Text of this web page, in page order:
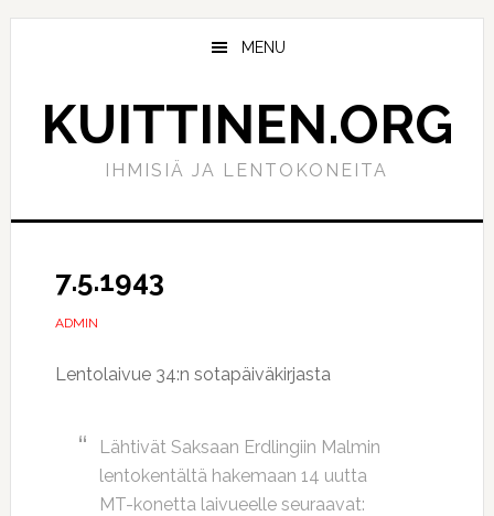
Hyppää
Hyppää
MENU
KUITTINEN.ORG
IHMISIÄ JA LENTOKONEITA
7.5.1943
ADMIN
Lentolaivue 34:n sotapäiväkirjasta
Lähtivät Saksaan Erdlingiin Malmin
lentokentältä hakemaan 14 uutta
MT-konetta laivueelle seuraavat: